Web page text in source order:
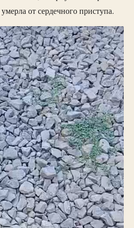
от сердечного приступа.